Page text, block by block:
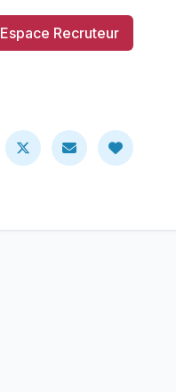
Espace Recruteur